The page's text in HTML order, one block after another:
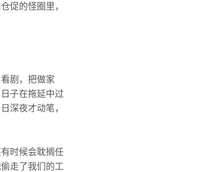
促的怪圈里，
剧，把做家
子在拖延中过
深夜才动笔，
时候会耽搁任
走了我们的工